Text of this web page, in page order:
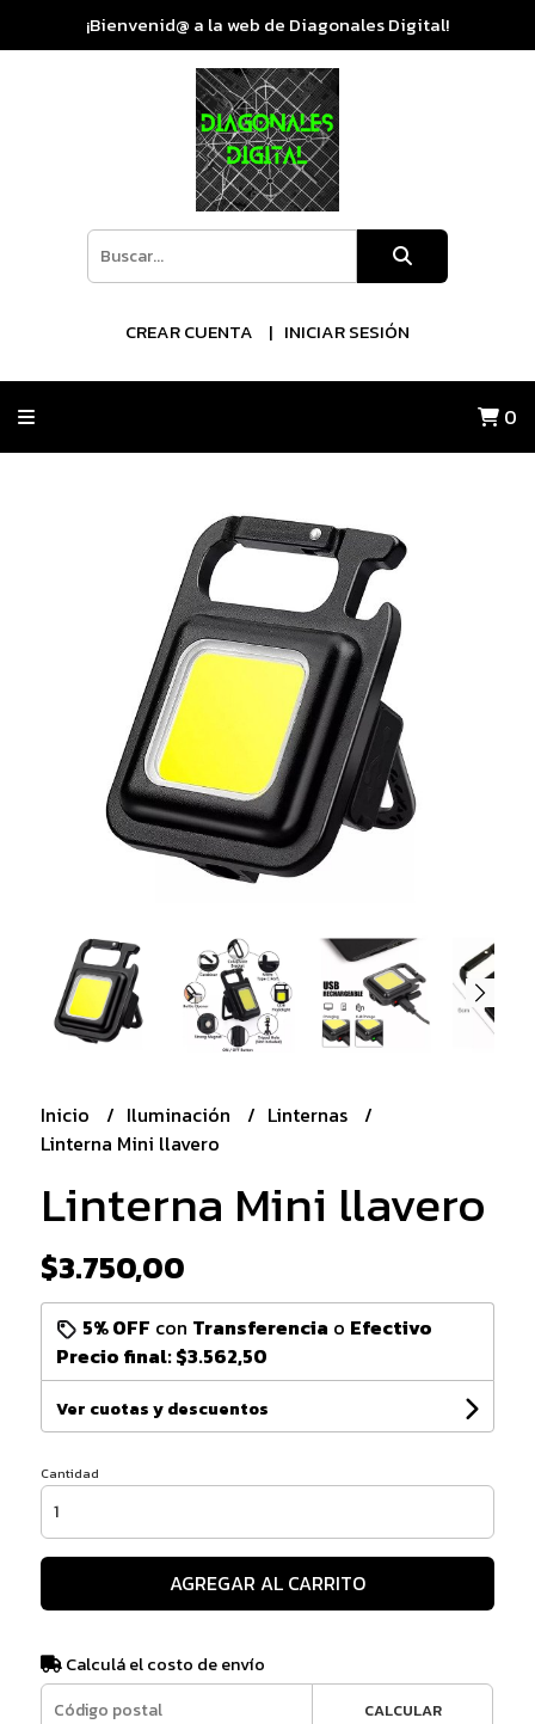
¡Bienvenid@ a la web de Diagonales Digital!
CREAR CUENTA INICIAR SESIÓN
0
Inicio Iluminación
Linternas
Linterna Mini llavero
Linterna Mini llavero
$3.750,00
5% OFF con Transferencia o Efectivo
Precio final:$3.562,50
Ver cuotas y descuentos
Cantidad
AGREGAR AL CARRITO
Calculá el costo de envío
CALCULAR